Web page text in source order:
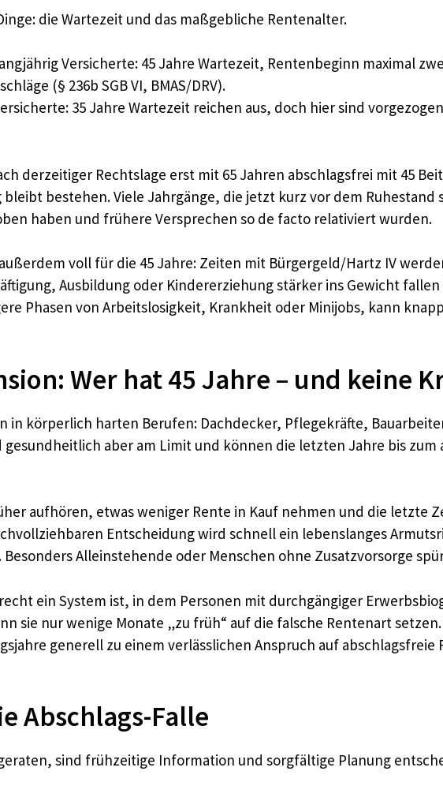
die Wartezeit und das maßgebliche Rentenalter.
Versicherte: 45 Jahre Wartezeit, Rentenbeginn maximal
(§ 236b SGB VI, BMAS/DRV).
35 Jahre Wartezeit reichen aus, doch hier sind
derzeitiger Rechtslage erst mit 65 Jahren abschlagsfrei mit 45
bestehen. Viele Jahrgänge, die jetzt kurz vor dem Ruhestand
haben und frühere Versprechen so de facto relativiert wurden.
voll für die 45 Jahre: Zeiten mit Bürgergeld/Hartz IV
Ausbildung oder Kindererziehung stärker ins Gewicht fallen
Phasen von Arbeitslosigkeit, Krankheit oder Minijobs, kann
Wer hat 45 Jahre – und keine
in körperlich harten Berufen: Dachdecker, Pflegekräfte,
gesundheitlich aber am Limit und können die letzten Jahre bis
aufhören, etwas weniger Rente in Kauf nehmen und die letzte
Entscheidung wird schnell ein lebenslanges
Alleinstehende oder Menschen ohne Zusatzvorsorge
ein System ist, in dem Personen mit durchgängiger
sie nur wenige Monate „zu früh“ auf die falsche Rentenart
generell zu einem verlässlichen Anspruch auf
Abschlags-Falle
sind frühzeitige Information und sorgfältige Planung